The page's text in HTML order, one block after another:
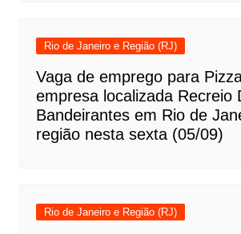
Rio de Janeiro e Região (RJ)
Vaga de emprego para
empresa localizada Recreio
Bandeirantes em Rio de
região nesta sexta (05/09)
Rio de Janeiro e Região (RJ)